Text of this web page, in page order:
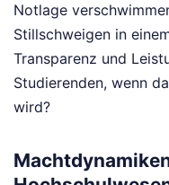
Notlage
Stillschweigen in
Transparenz und
Studierenden, wenn
wird?